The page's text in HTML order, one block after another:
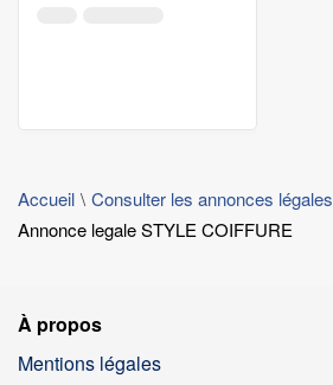
Accueil Consulter les annonces légales
Annonce legale STYLE COIFFURE
À propos
Mentions légales